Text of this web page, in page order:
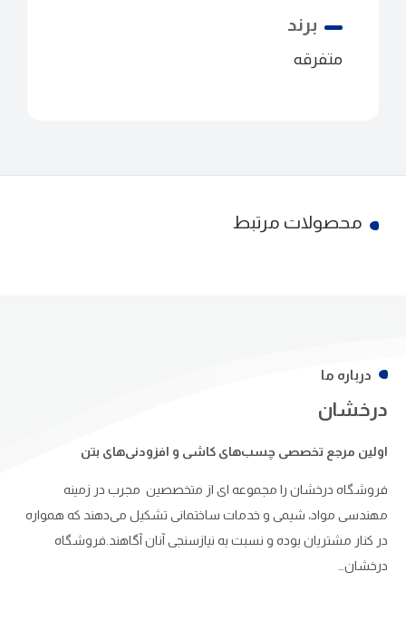
برند
متفرقه
محصولات مرتبط
درباره ما
درخشان
اولین مرجع تخصصی چسب‌های کاشی و افزودنی‌های بتن
فروشگاه درخشان را مجموعه ای از متخصصین مجرب در زمینه
مهندسی مواد، شیمی و خدمات ساختمانی تشکیل می‌دهند که همواره
در کنار مشتریان بوده و نسبت به نیازسنجی آنان آگاهند.فروشگاه
درخشان…